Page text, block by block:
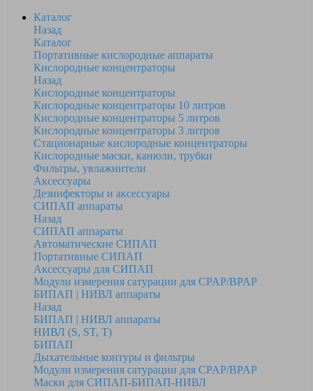
Каталог
Назад
Каталог
Портативные кислородные аппараты
Кислородные концентраторы
Назад
Кислородные концентраторы
Кислородные концентраторы 10 литров
Кислородные концентраторы 5 литров
Кислородные концентраторы 3 литров
Стационарные кислородные концентраторы
Кислородные маски, канюли, трубки
Фильтры, увлажнители
Аксессуары
Дезинфекторы и аксессуары
СИПАП аппараты
Назад
СИПАП аппараты
Автоматические СИПАП
Портативные СИПАП
Аксессуары для СИПАП
Модули измерения сатурации для CPAP/BPAP
БИПАП | НИВЛ аппараты
Назад
БИПАП | НИВЛ аппараты
НИВЛ (S, ST, T)
БИПАП
Дыхательные контуры и фильтры
Модули измерения сатурации для CPAP/BPAP
Маски для СИПАП-БИПАП-НИВЛ